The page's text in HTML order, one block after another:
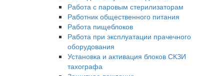
Работа с паровым стерилизаторам
Работник общественного питания
Работа пищеблоков
Работа при эксплуатации прачечного
оборудования
Установка и активация блоков СКЗИ
тахографа